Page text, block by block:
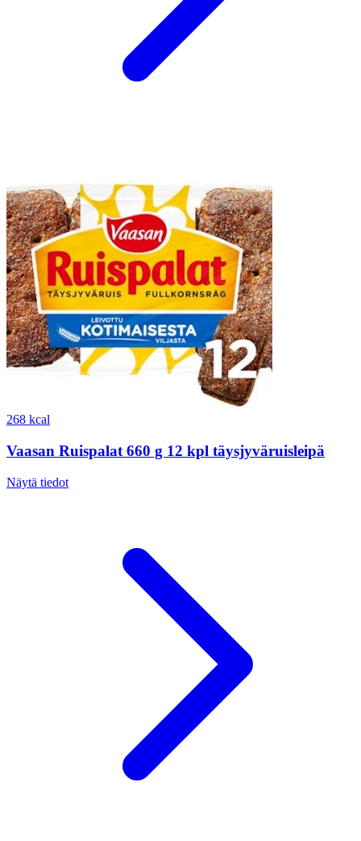
268 kcal
Vaasan Ruispalat 660 g 12 kpl täysjyväruisleipä
Näytä tiedot